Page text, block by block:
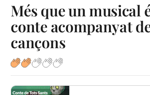
Més que un musical
conte acompanyat
cançons